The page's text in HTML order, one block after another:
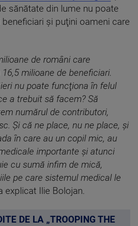
sănătate din lume nu poate
şi puţini oameni care
de români care
milioane de beneficiari.
nu poate funcţiona în felul
a trebuit să facem? Să
numărul de contributori,
Şi că ne place, nu ne place, şi
în care au un copil mic, au
importante şi atunci
cu sumă infim de mică,
pe care sistemul medical le
explicat Ilie Bolojan.
DE LA „TROOPING THE